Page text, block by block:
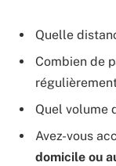
Quelle
Combien de
Quel volume
Avez-vous
domicile ou